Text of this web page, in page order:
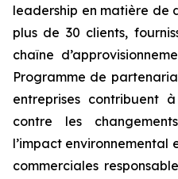
leadership en matière de
plus de 30 clients,
chaîne
Programme de
entreprises contribuent
contre les
l’impact
commerciales